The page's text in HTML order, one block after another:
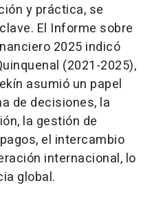
y práctica, se
El Informe sobre
2025 indicó
(2021-2025),
asumió un papel
de decisiones, la
la gestión de
el intercambio
internacional, lo
global.